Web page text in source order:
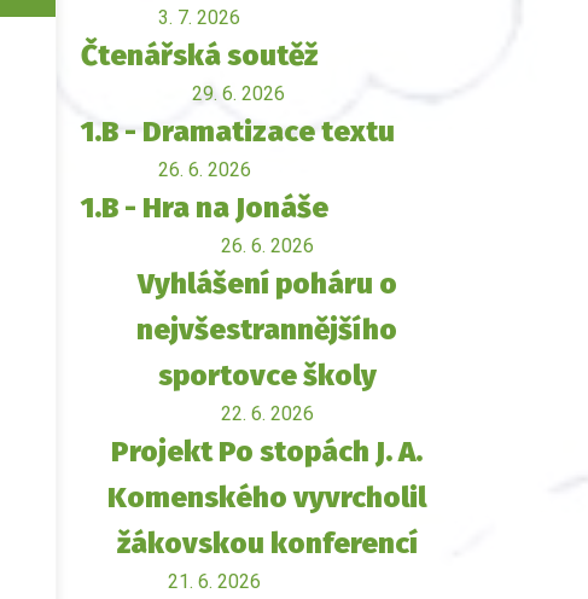
3. 7. 2026
Čtenářská soutěž
29. 6. 2026
1.B - Dramatizace textu
26. 6. 2026
1.B - Hra na Jonáše
26. 6. 2026
Vyhlášení poháru o
nejvšestrannějšího
sportovce školy
22. 6. 2026
Projekt Po stopách J. A.
Komenského vyvrcholil
žákovskou konferencí
21. 6. 2026